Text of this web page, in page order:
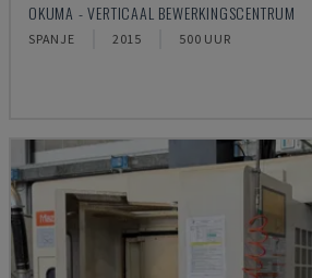
OKUMA - VERTICAAL BEWERKINGSCENTRUM
SPANJE 2015 500 UUR